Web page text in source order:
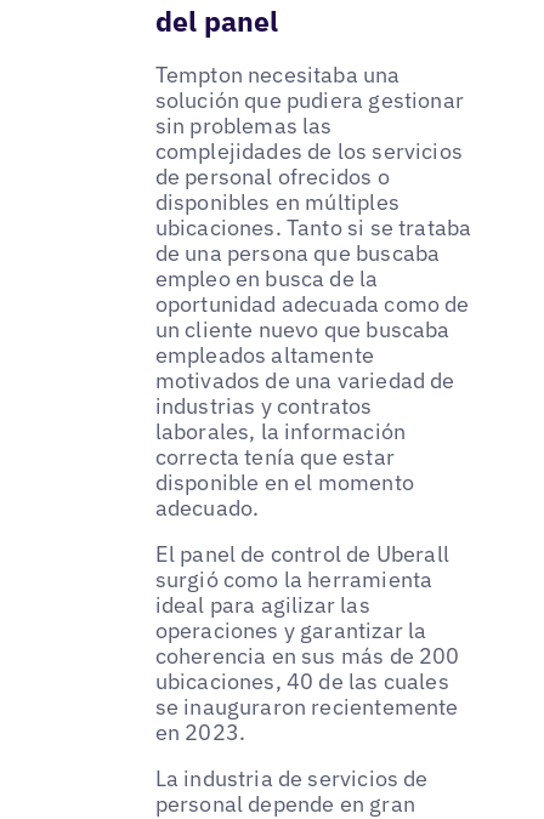
del panel
Tempton necesitaba una
solución que pudiera gestionar
sin problemas las
complejidades de los servicios
de personal ofrecidos o
disponibles en múltiples
ubicaciones. Tanto si se trataba
de una persona que buscaba
empleo en busca de la
oportunidad adecuada como de
un cliente nuevo que buscaba
empleados altamente
motivados de una variedad de
industrias y contratos
laborales, la información
correcta tenía que estar
disponible en el momento
adecuado.
El panel de control de Uberall
surgió como la herramienta
ideal para agilizar las
operaciones y garantizar la
coherencia en sus más de 200
ubicaciones, 40 de las cuales
se inauguraron recientemente
en 2023.
La industria de servicios de
personal depende en gran